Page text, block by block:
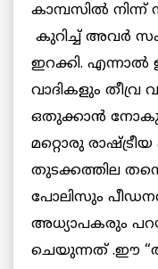
കാമ്പസില്‍ നിന്ന്
കുറിച്ച് അവര്‍
ഇറക്കി.
വാദികളും തീവ്ര
ഒതുക്കാന്‍
മറ്റൊരു
തുടക്കത്തില
പോലിസും
അധ്യാപകരും
ചെയുന്നത് .ഈ